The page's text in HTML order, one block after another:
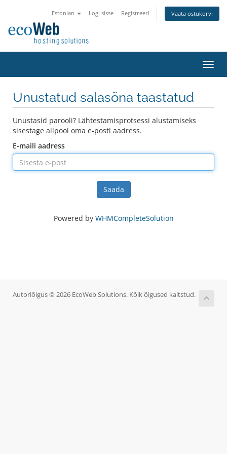
Estonian Logi sisse Registreeri Vaata ostukorvi
Unustatud salasõna taastatud
Unustasid parooli? Lähtestamisprotsessi alustamiseks
sisestage allpool oma e-posti aadress.
E-maili aadress
Saada
Powered by WHMCompleteSolution
Autoriõigus © 2026 EcoWeb Solutions. Kõik õigused kaitstud.